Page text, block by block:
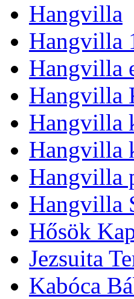
Hangvilla
Hangvilla
Hangvilla
Hangvilla
Hangvilla
Hangvilla
Hangvilla
Hangvilla
Hősök
Jezsuita
Kabóca